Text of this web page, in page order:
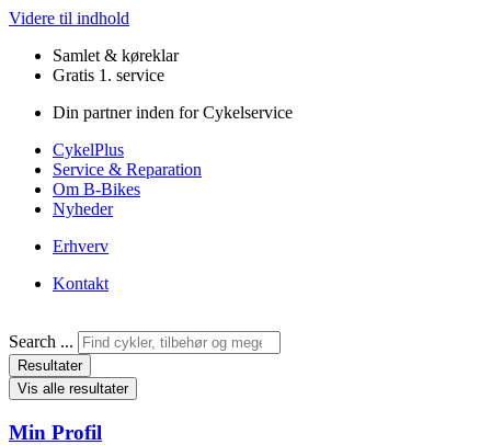
Videre til indhold
Samlet & køreklar
Gratis 1. service
Din partner inden for Cykelservice
CykelPlus
Service & Reparation
Om B-Bikes
Nyheder
Erhverv
Kontakt
Search ...
Resultater
Vis alle resultater
Min Profil